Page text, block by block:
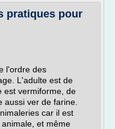
pratiques pour
l'ordre des
L'adulte est de
est vermiforme, de
ver de farine.
car il est
et même